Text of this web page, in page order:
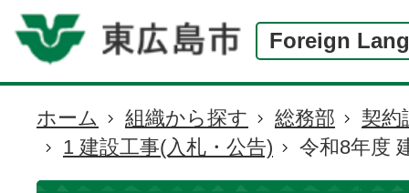
Foreign
現
在
の
ホーム 組織から探す 総務部
契約
1 建設工事(入札・公告)
令和8年度